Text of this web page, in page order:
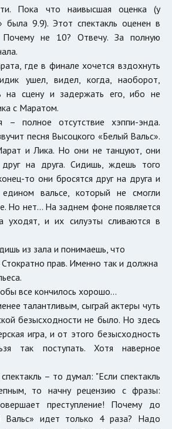
Пока что наивысшая оценка (у
была 9.9). Этот спектакль оценен в
не 10? Отвечу. За полную
где в финале хочется вздохнуть
ушел, видел, когда, наоборот,
на сцену и задержать его, ибо не
с Маратом.
– полное отсутствие хэппи-энда.
песня Высоцкого «Белый Вальс».
и Лика. Но они не танцуют, они
на друга. Сидишь, ждешь того
то они бросятся друг на друга и
вальсе, который не смогли
Но нет… На заднем фоне появляется
уходят, и их силуэты сливаются в
из зала и понимаешь, что
прав. Именно так и должна
все кончилось хорошо…
талантливым, сыграй актеры чуть
безысходности не было. Но здесь
игра, и от этого безысходность
так поступать. Хотя наверное
– то думал: "Если спектакль
то начну рецензию с фразы:
преступление! Почему до
Вальс» идет только 4 раза? Надо